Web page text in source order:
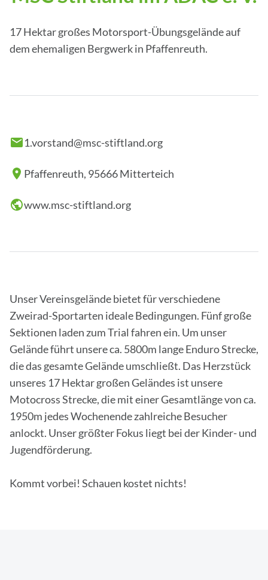
17 Hektar großes Motorsport-Übungsgelände auf
dem ehemaligen Bergwerk in Pfaffenreuth.
Unser Vereinsgelände bietet für verschiedene
Zweirad-Sportarten ideale Bedingungen. Fünf große
Sektionen laden zum Trial fahren ein. Um unser
Gelände führt unsere ca. 5800m lange Enduro Strecke,
die das gesamte Gelände umschließt. Das Herzstück
unseres 17 Hektar großen Geländes ist unsere
Motocross Strecke, die mit einer Gesamtlänge von ca.
1950m jedes Wochenende zahlreiche Besucher
anlockt. Unser größter Fokus liegt bei der Kinder- und
Jugendförderung.
Kommt vorbei! Schauen kostet nichts!
1.vorstand@msc-stiftland.org
Pfaffenreuth, 95666 Mitterteich
www.msc-stiftland.org